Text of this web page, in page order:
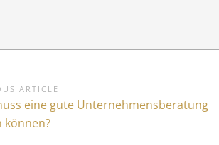
ARTICLE
eine gute Unternehmensberatung
können?